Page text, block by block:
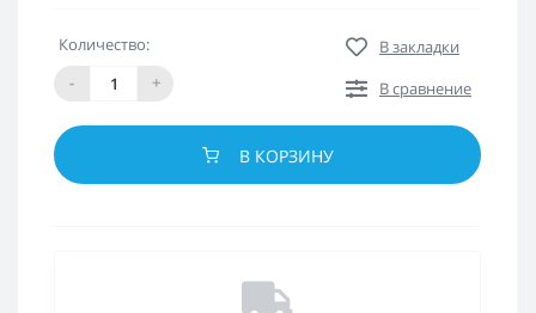
Количество:
-
+
В закладки
В сравнение
В КОРЗИНУ